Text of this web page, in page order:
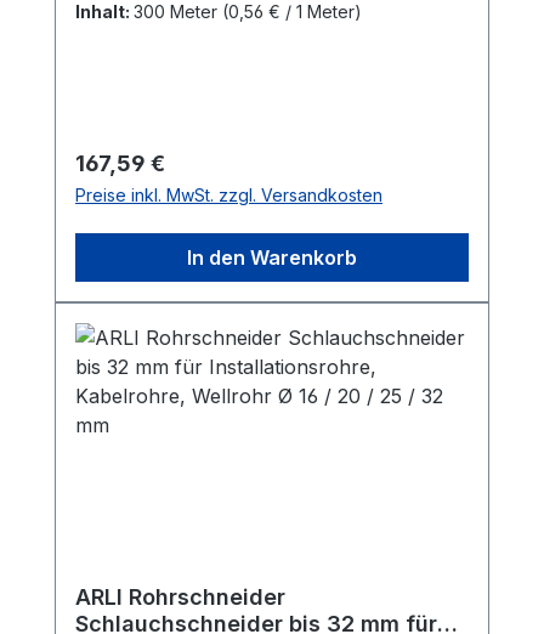
Inhalt: 300 Meter (0,56 € / 1 Meter)
Regulärer Preis:
167,59 €
Preise inkl. MwSt. zzgl. Versandkosten
In den Warenkorb
ARLI Rohrschneider
Schlauchschneider bis 32 mm für